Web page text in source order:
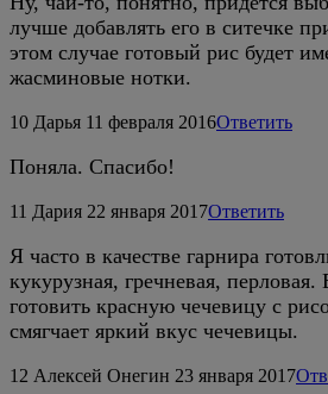
лучше добавлять его в ситечке
этом случае готовый рис будет
жасминовые нотки.
10 Дарья 11 февраля 2016Ответить
Поняла. Спасибо!
11 Дария 22 января 2017Ответить
Я часто в качестве гарнира
кукурузная, гречневая,
готовить красную чечевицу с
смягчает яркий вкус чечевицы.
12 Алексей Онегин 23 января 2017